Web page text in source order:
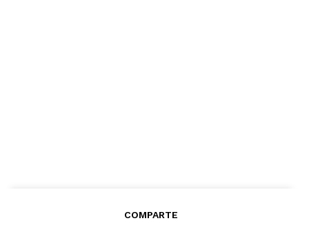
COMPARTE